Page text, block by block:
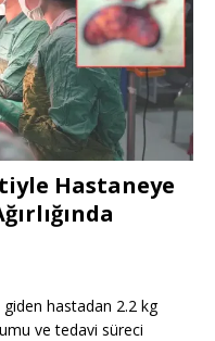
Hastaneye
giden hastadan 2.2 kg
ve tedavi süreci